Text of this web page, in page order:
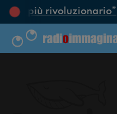
più rivoluzionario”